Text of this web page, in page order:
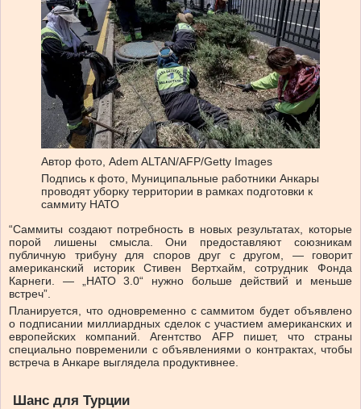
Автор фото, Adem ALTAN/AFP/Getty Images
Подпись к фото, Муниципальные работники Анкары
проводят уборку территории в рамках подготовки к
саммиту НАТО
“Саммиты создают потребность в новых результатах, которые
порой лишены смысла. Они предоставляют союзникам
публичную трибуну для споров друг с другом, — говорит
американский историк Стивен Вертхайм, сотрудник Фонда
Карнеги. — „НАТО 3.0“ нужно больше действий и меньше
встреч”.
Планируется, что одновременно с саммитом будет объявлено
о подписании миллиардных сделок с участием американских и
европейских компаний. Агентство AFP пишет, что страны
специально повременили с объявлениями о контрактах, чтобы
встреча в Анкаре выглядела продуктивнее.
Шанс для Турции